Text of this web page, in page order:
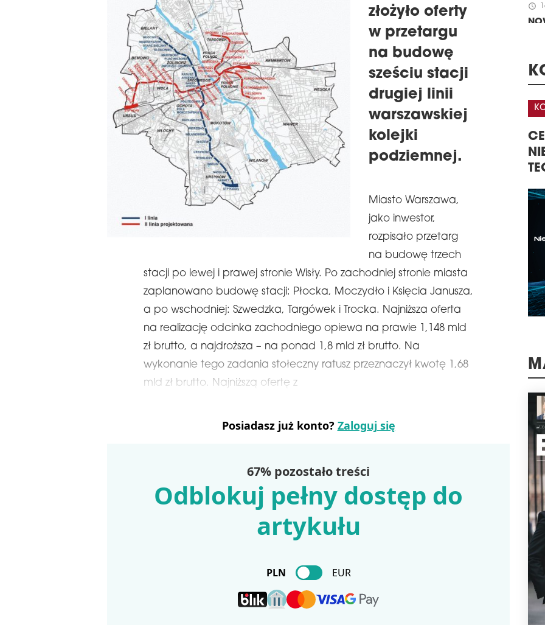
złożyło oferty
w przetargu
na budowę
sześciu stacji
drugiej linii
warszawskiej
kolejki
podziemnej.
Miasto Warszawa,
jako inwestor,
rozpisało przetarg
na budowę trzech
stacji po lewej i prawej stronie Wisły. Po zachodniej stronie miasta
zaplanowano budowę stacji: Płocka, Moczydło i Księcia Janusza,
a po wschodniej: Szwedzka, Targówek i Trocka. Najniższa oferta
na realizację odcinka zachodniego opiewa na prawie 1,148 mld
zł brutto, a najdroższa – na ponad 1,8 mld zł brutto. Na
wykonanie tego zadania stołeczny ratusz przeznaczył kwotę 1,68
mld zł brutto. Najniższą ofertę z
Posiadasz już konto? Zaloguj się
67% pozostało treści
Odblokuj pełny dostęp do
artykułu
PLN EUR
schedule
schedule
Jak
ma
schedule
schedule
22. KONFERENCJA
MAGAZYNÓW I LOGISTYKI W
REGIONIE CEE
KONFERENCJA
CENTRA DANYCH –
NIERUCHOMOŚCI,